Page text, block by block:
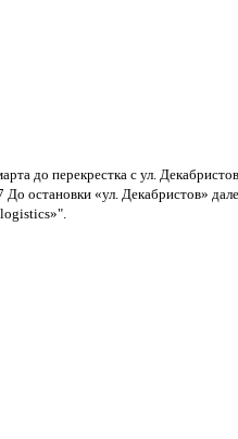
до перекрестка с ул.
остановки «ул. Декабристов»
logistics»".